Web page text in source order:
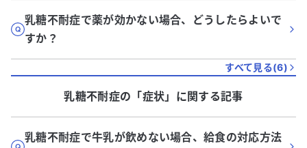
乳糖不耐症で薬が効かない場合、どうしたらよいで
すか？
すべて見る(6)
乳糖不耐症の「症状」に関する記事
乳糖不耐症で牛乳が飲めない場合、給食の対応方法